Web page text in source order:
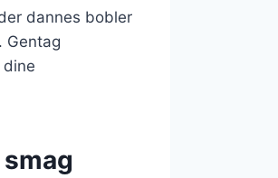
dannes bobler
Gentag